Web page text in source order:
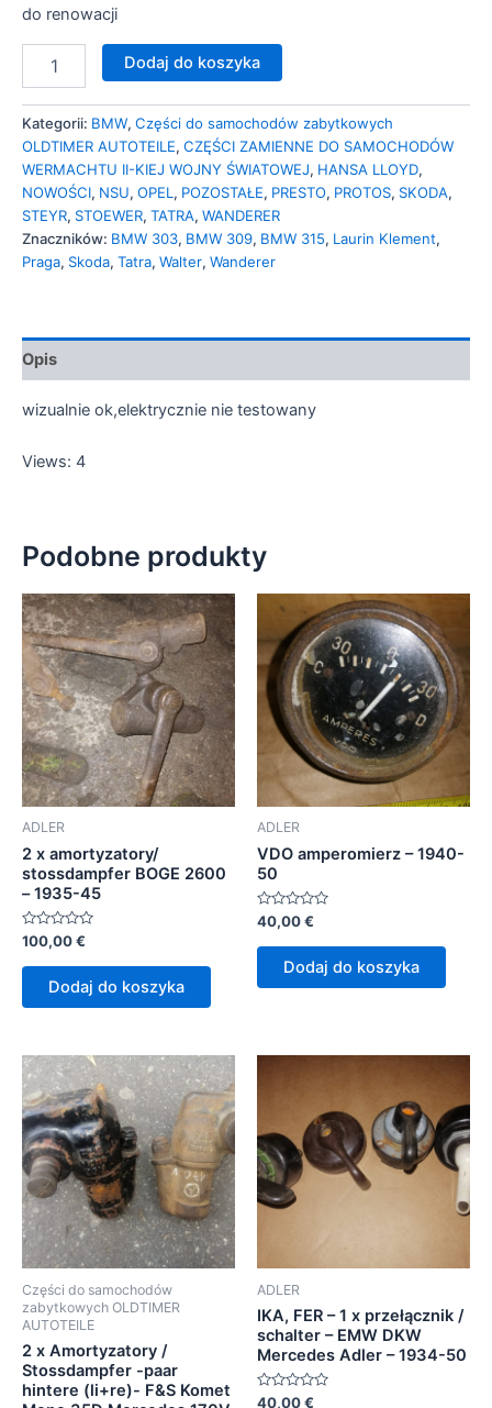
do renowacji
Dodaj do koszyka
Kategorii: BMW, Części do samochodów zabytkowych
OLDTIMER AUTOTEILE, CZĘŚCI ZAMIENNE DO SAMOCHODÓW
WERMACHTU II-KIEJ WOJNY ŚWIATOWEJ, HANSA LLOYD,
NOWOŚCI, NSU, OPEL , POZOSTAŁE, PRESTO, PROTOS, SKODA,
STEYR, STOEWER, TATRA, WANDERER
Znaczników: BMW 303, BMW 309, BMW 315, Laurin Klement,
Praga, Skoda, Tatra, Walter, Wanderer
Opis
wizualnie ok,elektrycznie nie testowany
Views: 4
Podobne produkty
ADLER
2 x amortyzatory/
stossdampfer BOGE 2600
– 1935-45
Oceniono
0
na
100,00€
Dodaj do koszyka
ADLER
VDO amperomierz – 1940-
50
Oceniono
0
na
40,00€
Dodaj do koszyka
Części do samochodów
zabytkowych OLDTIMER
AUTOTEILE
2 x Amortyzatory /
Stossdampfer -paar
hintere (li+re)- F&S Komet
ADLER
IKA, FER – 1 x przełącznik /
schalter – EMW DKW
Mercedes Adler – 1934-50
Oceniono
40,00€